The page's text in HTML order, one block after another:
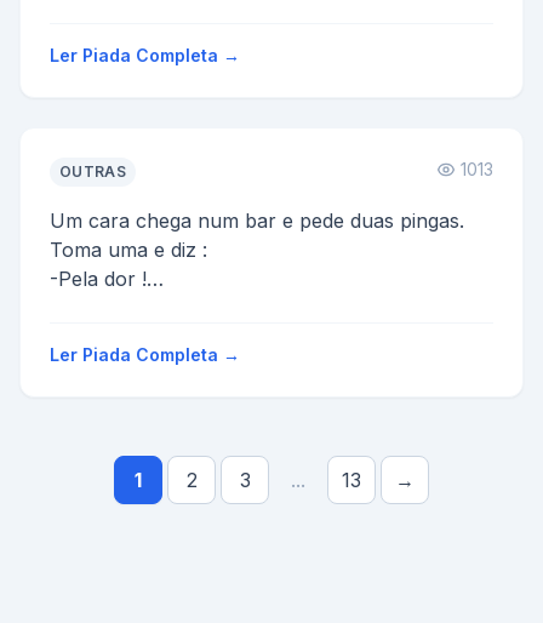
Ler Piada Completa →
OUTRAS 1013
Um cara chega num bar e pede duas pingas.
Toma uma e diz :
-Pela dor !
O cara repete o r...
Ler Piada Completa →
1 2 3 ... 13 →